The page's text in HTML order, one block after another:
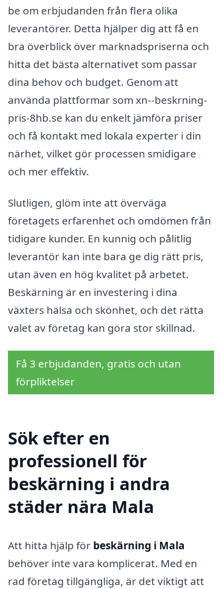
be om erbjudanden från flera olika
leverantörer. Detta hjälper dig att få en
bra överblick över marknadspriserna och
hitta det bästa alternativet som passar
dina behov och budget. Genom att
använda plattformar som xn--beskrning-
pris-8hb.se kan du enkelt jämföra priser
och få kontakt med lokala experter i din
närhet, vilket gör processen smidigare
och mer effektiv.
Slutligen, glöm inte att överväga
företagets erfarenhet och omdömen från
tidigare kunder. En kunnig och pålitlig
leverantör kan inte bara ge dig rätt pris,
utan även en hög kvalitet på arbetet.
Beskärning är en investering i dina
växters hälsa och skönhet, och det rätta
valet av företag kan göra stor skillnad.
Få 3 erbjudanden, gratis och utan
förpliktelser
Sök efter en
professionell för
beskärning i andra
städer nära Mala
Att hitta hjälp för beskärning i Mala
behöver inte vara komplicerat. Med en
rad företag tillgängliga, är det viktigt att